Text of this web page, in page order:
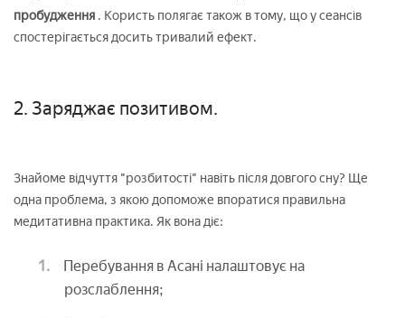
пробудження . Користь полягає також в тому, що у сеансів
спостерігається досить тривалий ефект.
2. Заряджає позитивом.
Знайоме відчуття "розбитості" навіть після довгого сну? Ще
одна проблема, з якою допоможе впоратися правильна
медитативна практика. Як вона діє:
Перебування в Асані налаштовує на
розслаблення;